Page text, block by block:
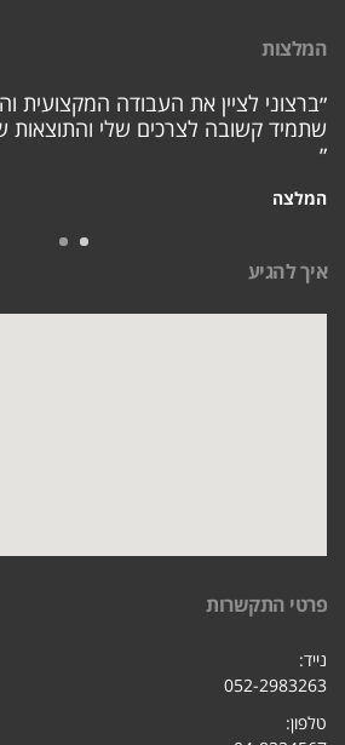
המלצות
״ברצוני לציין את העבודה המקצועית
שתמיד קשובה לצרכים שלי והתוצאות
״
המלצה
איך להגיע
פרטי התקשרות
נייד:
052-2983263
טלפון: